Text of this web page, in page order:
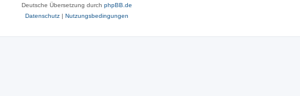
Deutsche Übersetzung durch phpBB.de
Datenschutz| Nutzungsbedingungen